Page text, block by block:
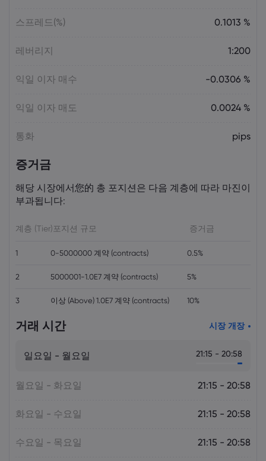
AI 주식 및 투자 기회: 투자하기 가장 좋은
23,500 부근에서 고전하는 이유 |
스프레드(%) 0.1013 %
레버리지 1:200
익일 이자 매수 -0.0306 %
익일 이자 매도 0.0024 %
통화 pips
증거금
해당 시장에서您的 총 포지션은 다음 계층에 따라 마진이
부과됩니다:
계층 (Tier)포지션 규모 증거금
1 0-5000000 계약 (contracts) 0.5%
2 5000001-1.0E7 계약 (contracts) 5%
3 이상 (Above) 1.0E7 계약 (contracts) 10%
거래 시간 시장 개장
일요일 - 월요일 21:15 - 20:58
월요일 - 화요일 21:15 - 20:58
화요일 - 수요일 21:15 - 20:58
수요일 - 목요일 21:15 - 20:58